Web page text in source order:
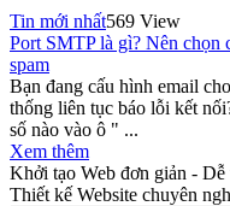
Tin mới nhất569 View
Port SMTP là gì? Nên chọn
spam
Bạn đang cấu hình email
thống liên tục báo lỗi kết
số nào vào ô " ...
Xem thêm
Khởi tạo Web đơn giản -
Thiết kế Website chuyên